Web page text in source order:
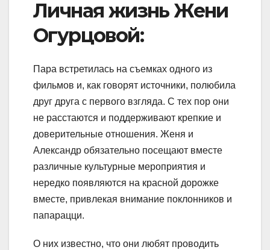
Личная жизнь Жени
Огурцовой:
Пара встретилась на съемках одного из
фильмов и, как говорят источники, полюбила
друг друга с первого взгляда. С тех пор они
не расстаются и поддерживают крепкие и
доверительные отношения. Женя и
Александр обязательно посещают вместе
различные культурные мероприятия и
нередко появляются на красной дорожке
вместе, привлекая внимание поклонников и
папарацци.
О них известно, что они любят проводить